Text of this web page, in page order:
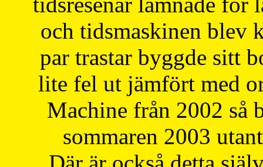
och tidsmaskinen blev
par trastar byggde sitt
lite fel ut jämfört med
Machine från 2002 så
sommaren 2003